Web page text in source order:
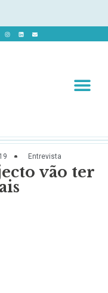
Entrevista
vão ter